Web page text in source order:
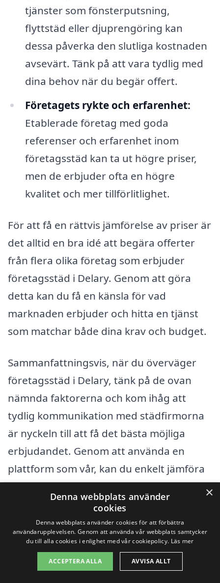
tjänster som fönsterputsning,
flyttstäd eller djuprengöring kan
dessa påverka den slutliga kostnaden
avsevärt. Tänk på att vara tydlig med
dina behov när du begär offert.
Företagets rykte och erfarenhet:
Etablerade företag med goda
referenser och erfarenhet inom
företagsstäd kan ta ut högre priser,
men de erbjuder ofta en högre
kvalitet och mer tillförlitlighet.
För att få en rättvis jämförelse av priser är
det alltid en bra idé att begära offerter
från flera olika företag som erbjuder
företagsstäd i Delary. Genom att göra
detta kan du få en känsla för vad
marknaden erbjuder och hitta en tjänst
som matchar både dina krav och budget.
Sammanfattningsvis, när du överväger
företagsstäd i Delary, tänk på de ovan
nämnda faktorerna och kom ihåg att
tydlig kommunikation med städfirmorna
är nyckeln till att få det bästa möjliga
erbjudandet. Genom att använda en
plattform som vår, kan du enkelt jämföra
olika tjänster och priser för att hitta det
som passar bäst för din verksamhet.
Få 3 erbjudanden, gratis och utan
förpliktelser
×
Denna webbplats använder
cookies
Denna webbplats använder cookies för att förbättra
användarupplevelsen. Genom att använda vår webbplats samtycker
du till alla cookies i enlighet med vår cookiepolicy. Läs mer
ACCEPTERA ALLA AVVISA ALLT